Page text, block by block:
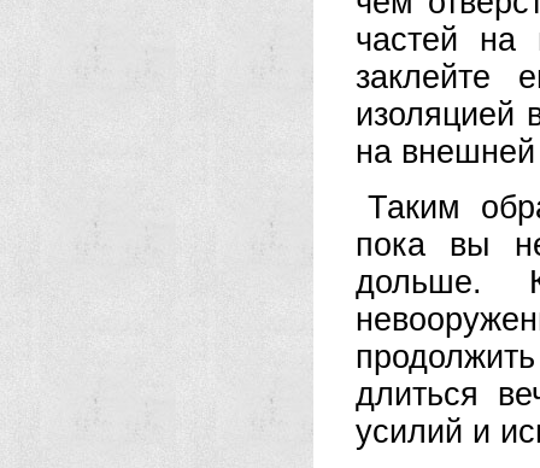
частей на
заклейте
изоляцией
на внешней
Таким
пока вы
дольше.
длиться
усилий и